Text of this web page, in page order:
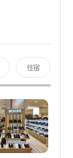
住宿